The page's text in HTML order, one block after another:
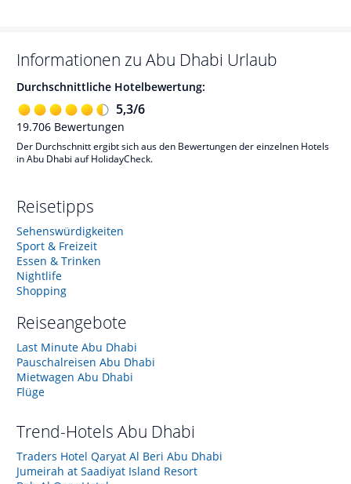
Informationen zu Abu Dhabi Urlaub
Durchschnittliche Hotelbewertung:
5,3/6
19.706 Bewertungen
Der Durchschnitt ergibt sich aus den Bewertungen der einzelnen Hotels
in Abu Dhabi auf HolidayCheck.
Reisetipps
Sehenswürdigkeiten
Sport & Freizeit
Essen & Trinken
Nightlife
Shopping
Reiseangebote
Last Minute Abu Dhabi
Pauschalreisen Abu Dhabi
Mietwagen Abu Dhabi
Flüge
Trend-Hotels Abu Dhabi
Traders Hotel Qaryat Al Beri Abu Dhabi
Jumeirah at Saadiyat Island Resort